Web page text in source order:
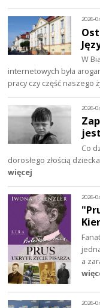
2026-
W
internetowych była
pracy czy część naszego
2026-
Co
dorosłego złością
więcej
2026-
a
2026-